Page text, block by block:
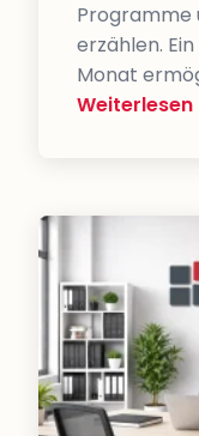
Programme
erzählen.
Monat